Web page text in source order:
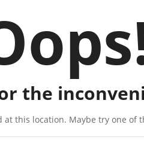
the
this location. Maybe try one of